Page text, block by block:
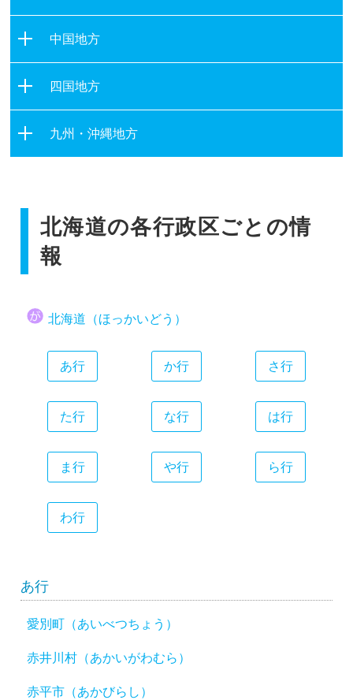
福島県
埼玉県
千葉県
東京都
神奈川県
石川県
福井県
山梨県
長野県
岐阜県
三重県
大阪府
兵庫県
奈良県
和歌山県
中国地方
岡山県
広島県
四国地方
九州・沖縄地方
長崎県
熊本県
鹿児島県
沖縄県
北海道の各行政区ごとの情
報
北海道（ほっかいどう）
あ行 か行 さ行
た行 な行 は行
ま行 や行 ら行
わ行
あ行
愛別町（あいべつちょう）
赤井川村（あかいがわむら）
赤平市（あかびらし）